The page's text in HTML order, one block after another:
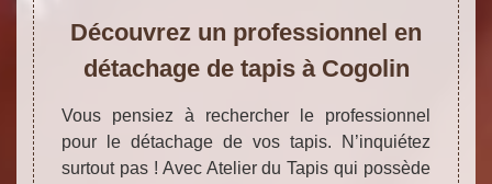
Découvrez un professionnel en
détachage de tapis à Cogolin
Vous pensiez à rechercher le professionnel
pour le détachage de vos tapis. N’inquiétez
surtout pas ! Avec Atelier du Tapis qui possède